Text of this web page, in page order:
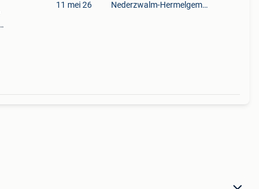
11 mei 26 Nederzwalm-Hermelgem + Deel Oudenaarde En Zingem